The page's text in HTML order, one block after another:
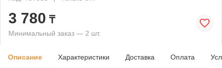
3 780 ₸
Минимальный заказ — 2 шт.
Описание Характеристики Доставка Оплата